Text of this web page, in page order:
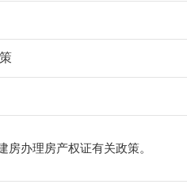
办理房产权证有关政策。